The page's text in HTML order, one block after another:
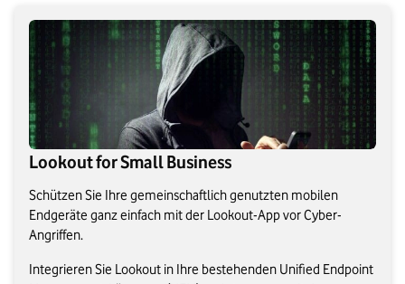
Lookout for Small Business
Schützen Sie Ihre gemeinschaftlich genutzten mobilen
Endgeräte ganz einfach mit der Lookout-App vor Cyber-
Angriffen.
Integrieren Sie Lookout in Ihre bestehenden Unified Endpoint